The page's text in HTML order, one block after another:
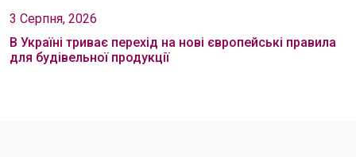
3 Серпня, 2026
В Україні триває перехід на нові європейські правила
для будівельної продукції